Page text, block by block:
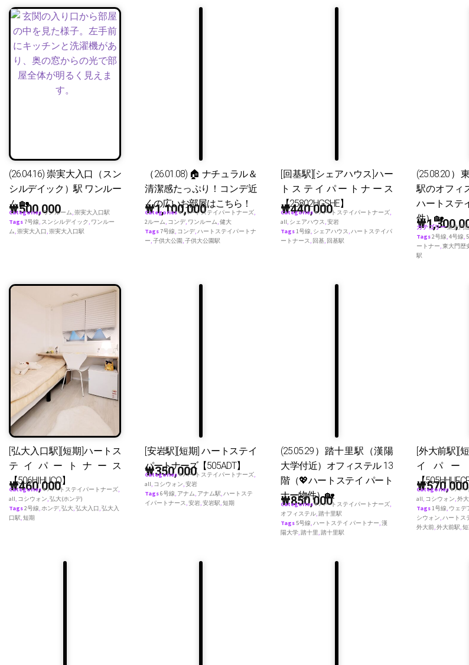
(26.04.16) 崇実大入口（スン
シルデイック）駅 ワンルー
ム 🏡
₩500,000
Categoriesワンルーム,崇実大入口駅
Tags7号線, スンシルデイック , ワンルー
ム,崇実大入口,崇実大入口駅
（26.01.08) 🏠 ナチュラル＆
清潔感たっぷり！コンデ近
くの広いお部屋はこちら！
₩1,100,000
Categories♥ ハートステイパートナーズ,
2ルーム, コンデ, ワンルーム,健大
Tags7号線, コンデ,ハートステイパートナ
ー,子供大公園,子供大公園駅
[回基駅][シェアハウス]ハー
トステイパートナース
【25802HGSHE】
₩440,000
Categories♥ ハートステイパートナーズ,
all, シェアハウス,安岩
Tags1号線, シェアハウス,ハートステイパ
ートナース, 回基, 回基駅
(25.08.20）
駅のオフィ
ハートステ
件）🏡
₩
カテゴリー東大門
Tags2号線,4号線,
ートナー,東大門歴
駅
[弘大入口駅][短期]ハートス
テイパートナース
【506HIHUCO】
₩460,000
Categories♥ ハートステイパートナーズ,
all, コシウォン,弘大(ホンデ)
Tags2号線,ホンデ,弘大,弘大入口,弘大入
口駅,短期
[安岩駅][短期] ハートステイ
パートナーズ【505ADT】
₩350,000
Categories♥ ハートステイパートナーズ,
all, コシウォン,安岩
Tags6号線, アナム, アナム駅,ハートステ
イパートナース,安岩,安岩駅,短期
(25.05.29）踏十里駅（漢陽
大学付近）オフィステル 13
階（💖ハートステイ パート
ナー物件）🏡
₩850,000
Categories♥ ハートステイパートナーズ,
オフィステル,踏十里駅
Tags 5号線,ハートステイ パートナー,漢
陽大学,踏十里,踏十里駅
[外大前駅][
イパー
【505HHUFCR
₩570,000
Categories♥ ハー
all, コシウォン,外大
Tags1号線, ウェデ
シウォン,ハートス
外大前,外大前駅,